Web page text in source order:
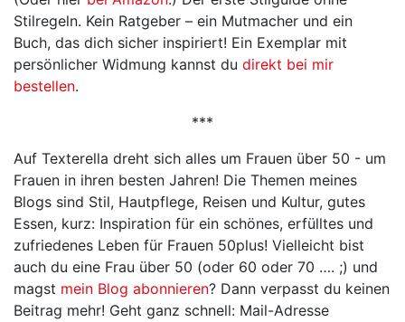
Stilregeln. Kein Ratgeber – ein Mutmacher und ein
Buch, das dich sicher inspiriert! Ein Exemplar mit
persönlicher Widmung kannst du direkt bei mir
bestellen.
***
Auf Texterella dreht sich alles um Frauen über 50 - um
Frauen in ihren besten Jahren! Die Themen meines
Blogs sind Stil, Hautpflege, Reisen und Kultur, gutes
Essen, kurz: Inspiration für ein schönes, erfülltes und
zufriedenes Leben für Frauen 50plus! Vielleicht bist
auch du eine Frau über 50 (oder 60 oder 70 …. ;) und
magst mein Blog abonnieren? Dann verpasst du keinen
Beitrag mehr! Geht ganz schnell: Mail-Adresse